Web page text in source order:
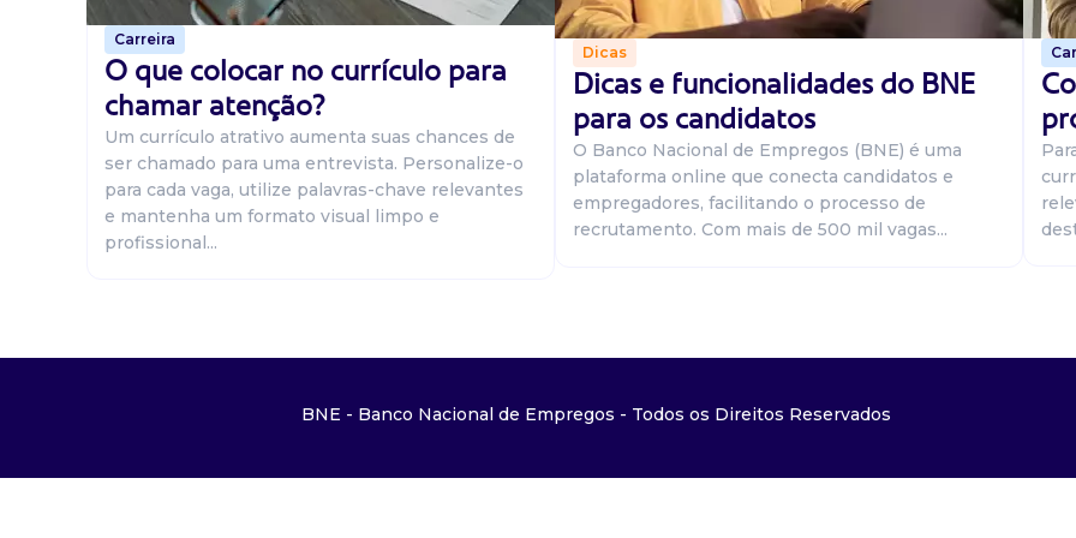
Carreira
O que colocar no currículo para
chamar atenção?
Um currículo atrativo aumenta suas chances de
ser chamado para uma entrevista. Personalize-o
para cada vaga, utilize palavras-chave relevantes
e mantenha um formato visual limpo e
profissional...
Dicas
Dicas e funcionalidades do BNE
para os candidatos
O Banco Nacional de Empregos (BNE) é uma
plataforma online que conecta candidatos e
empregadores, facilitando o processo de
recrutamento. Com mais de 500 mil vagas...
BNE - Banco Nacional de Empregos - Todos os Direitos Reservados